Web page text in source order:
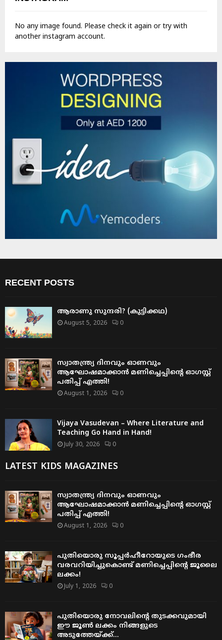
No any image found. Please check it again or try with
another instagram account.
RECENT POSTS
ആരാണു സുന്ദരി? (കുട്ടിക്കഥ)
August 5, 2026 0
സ്വാതന്ത്ര്യ ദിനവും ഓണവും
ആഘോഷമാക്കാൻ മണിച്ചെപ്പിന്റെ ഓഗസ്റ്റ്
പതിപ്പ് എത്തി!
August 1, 2026 0
Vijaya Vasudevan – Where Literature and
Teaching Go Hand in Hand!
July 30, 2026 0
LATEST KIDS MAGAZINES
സ്വാതന്ത്ര്യ ദിനവും ഓണവും
ആഘോഷമാക്കാൻ മണിച്ചെപ്പിന്റെ ഓഗസ്റ്റ്
പതിപ്പ് എത്തി!
August 1, 2026 0
പുതിയൊരു സൂപ്പർഹീറോയുടെ ഗംഭീര
വരവറിയിച്ചുകൊണ്ട് മണിച്ചെപ്പിന്റെ ജൂലൈ
ലക്കം!
July 1, 2026 0
പുതിയൊരു നോവലിന്റെ തുടക്കവുമായി
ഈ ജൂൺ ലക്കം നിങ്ങളുടെ
അടുത്തേയ്ക്ക്…